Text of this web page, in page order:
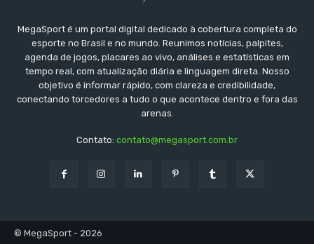
MegaSport é um portal digital dedicado à cobertura completa do
esporte no Brasil e no mundo. Reunimos notícias, palpites,
agenda de jogos, placares ao vivo, análises e estatísticas em
tempo real, com atualização diária e linguagem direta. Nosso
objetivo é informar rápido, com clareza e credibilidade,
conectando torcedores a tudo o que acontece dentro e fora das
arenas.
Contato: contato@megasport.com.br
© MegaSport - 2026